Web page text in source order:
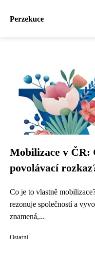
Perzekuce
Mobilizace v ČR:
povolávací
Co je to vlastně
rezonuje společností a
znamená,...
Ostatní